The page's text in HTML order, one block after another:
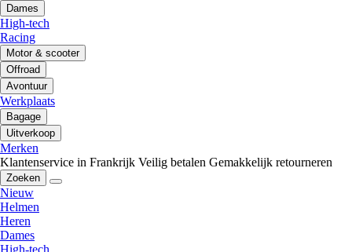
Dames
High-tech
Racing
Motor & scooter
Offroad
Avontuur
Werkplaats
Bagage
Uitverkoop
Merken
Klantenservice in Frankrijk Veilig betalen Gemakkelijk retourneren
Zoeken
Nieuw
Helmen
Heren
Dames
High-tech